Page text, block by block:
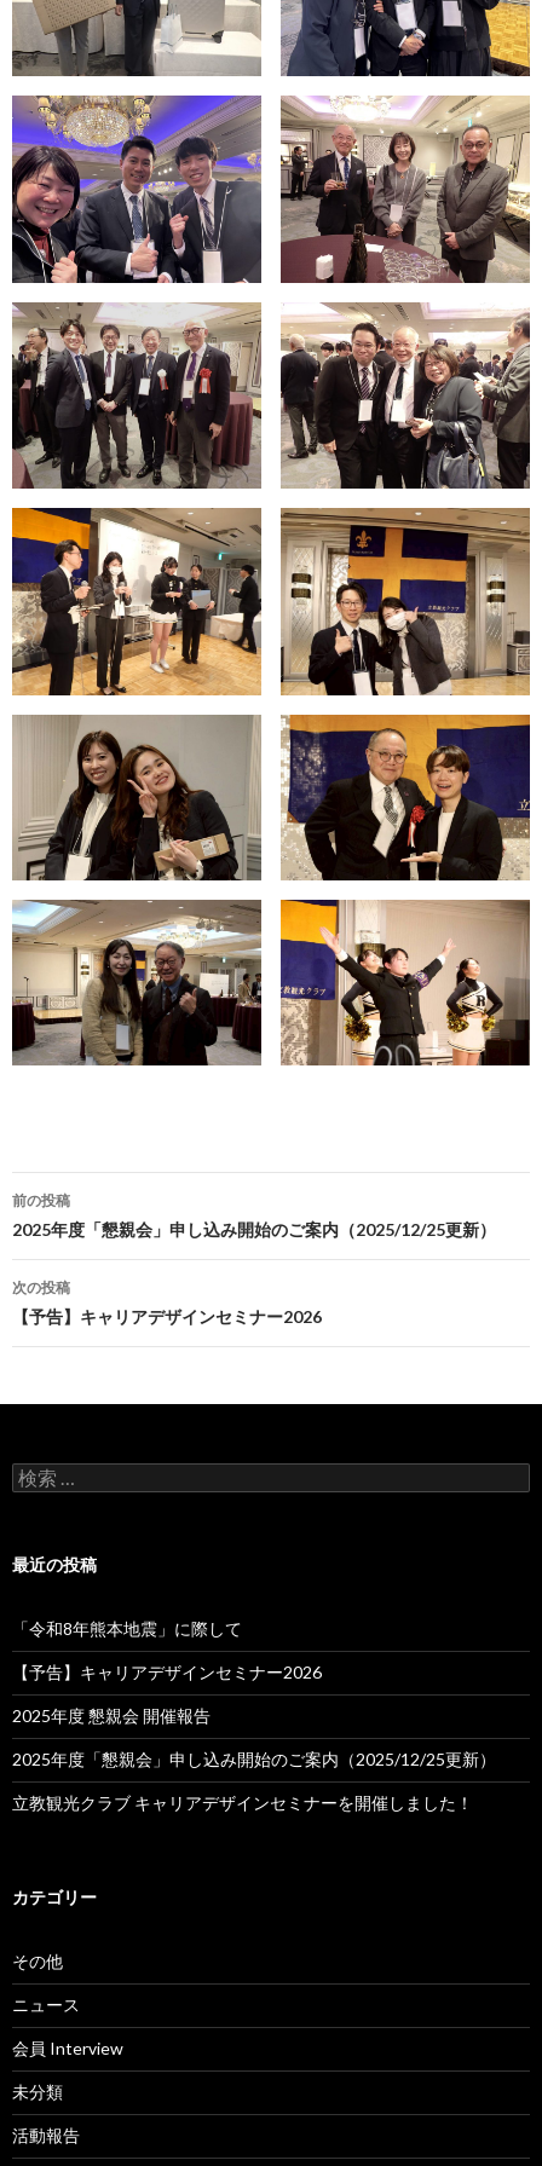
投
稿
ナ
ゲ
シ
ン
前の投稿
2025年度「懇親会」申し込み開始のご案内（2025/12/25更新）
次の投稿
【予告】キャリアデザインセミナー2026
検
索
最近の投稿
「令和8年熊本地震」に際して
【予告】キャリアデザインセミナー2026
2025年度 懇親会 開催報告
2025年度「懇親会」申し込み開始のご案内（2025/12/25更新）
立教観光クラブ キャリアデザインセミナーを開催しました！
カテゴリー
その他
ニュース
会員 Interview
未分類
活動報告